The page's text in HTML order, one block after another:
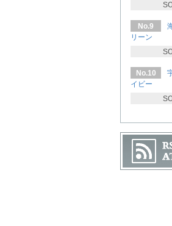
No.9
リーン
No.10
イビー